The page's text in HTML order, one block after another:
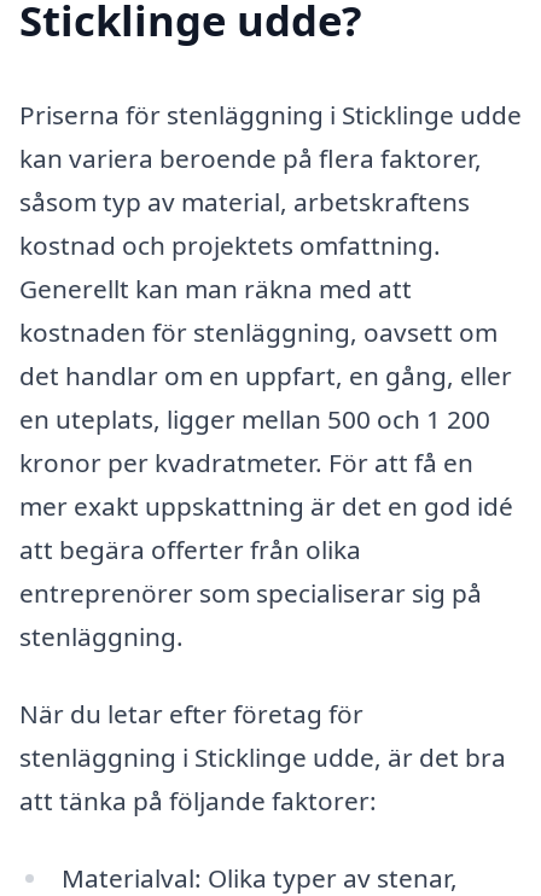
Sticklinge udde?
Priserna för stenläggning i Sticklinge udde
kan variera beroende på flera faktorer,
såsom typ av material, arbetskraftens
kostnad och projektets omfattning.
Generellt kan man räkna med att
kostnaden för stenläggning, oavsett om
det handlar om en uppfart, en gång, eller
en uteplats, ligger mellan 500 och 1 200
kronor per kvadratmeter. För att få en
mer exakt uppskattning är det en god idé
att begära offerter från olika
entreprenörer som specialiserar sig på
stenläggning.
När du letar efter företag för
stenläggning i Sticklinge udde, är det bra
att tänka på följande faktorer:
Materialval: Olika typer av stenar,